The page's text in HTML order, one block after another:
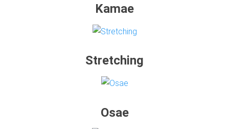
Kamae
Stretching
Osae